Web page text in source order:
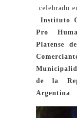
celebrado
Instituto
Pro
Platense
de la
Argentina